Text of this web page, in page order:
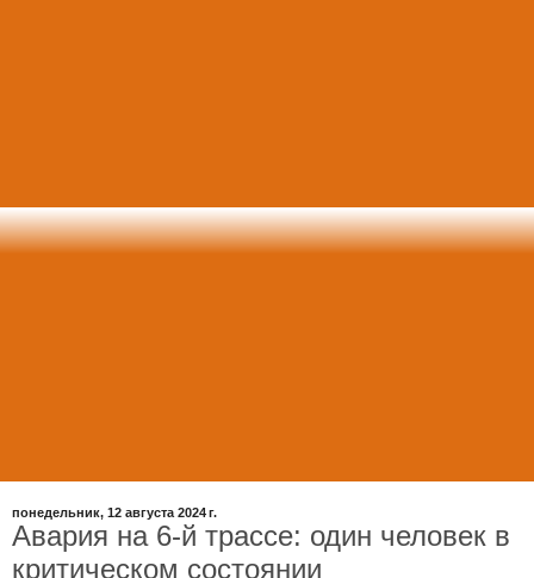
понедельник, 12 августа 2024 г.
Авария на 6-й трассе: один человек в
критическом состоянии